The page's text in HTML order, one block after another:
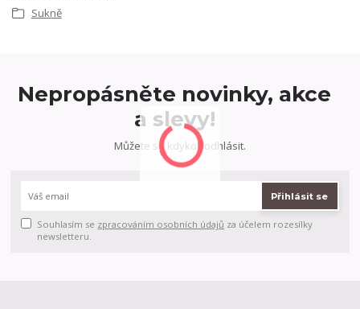
Sukně
Nepropásněte novinky, akce
a slevy!
Můžete se kdykoli odhlásit.
Přihlásit se
Souhlasím se zpracováním osobních údajů za účelem rozesílky
newsletteru.